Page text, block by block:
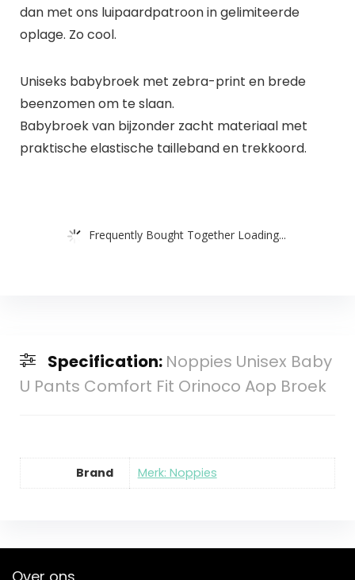
dan met ons luipaardpatroon in gelimiteerde
oplage. Zo cool.
Uniseks babybroek met zebra-print en brede
beenzomen om te slaan.
Babybroek van bijzonder zacht materiaal met
praktische elastische tailleband en trekkoord.
Frequently Bought Together Loading...
Specification: Noppies Unisex Baby
U Pants Comfort Fit Orinoco Aop Broek
Brand Merk: Noppies